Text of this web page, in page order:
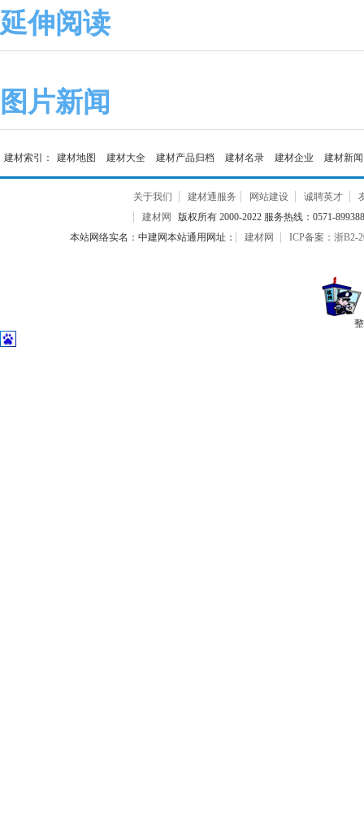
延伸阅读
图片新闻
建材索引： 建材地图 建材大全 建材产品归档 建材名录 建材企业 建材新闻
关于我们 建材通服务 网站建设 诚聘英才
建材网
版权所有 2000-2022 服务热线：0571-
本站网络实名：中建网本站通用网址：
建材网 ICP备案：浙B2-